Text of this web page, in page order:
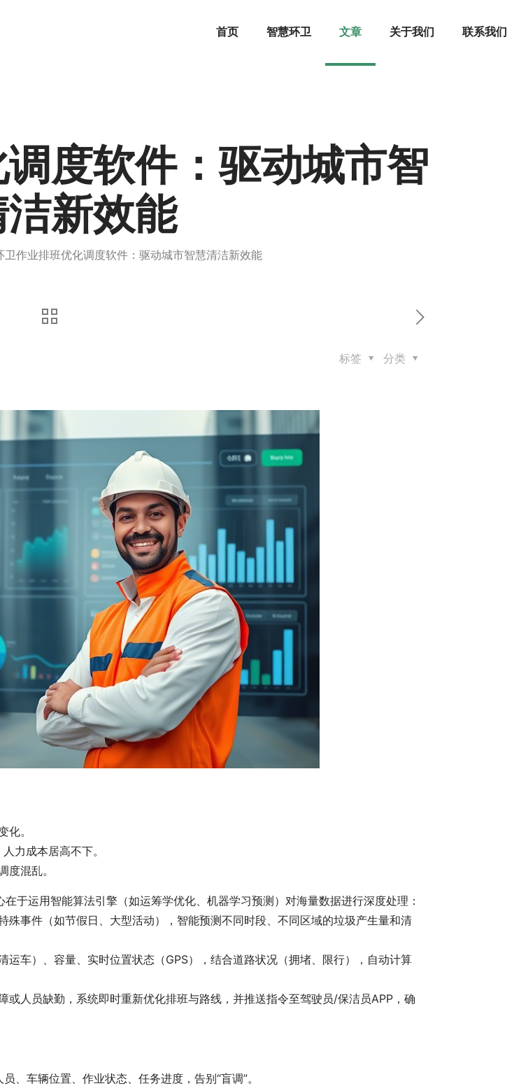
首页 智慧环卫 文章 关于我们 联系我们
度软件：驱动城市智
新效能
卫作业排班优化调度软件：驱动城市智慧清洁新效能
分类
标签
。
力成本居高不下。
混乱。
于运用智能算法引擎（如运筹学优化、机器学习预测）对海量数据进行深度处理：
事件（如节假日、大型活动），智能预测不同时段、不同区域的垃圾产生量和清
车）、容量、实时位置状态（GPS），结合道路状况（拥堵、限行），自动计算
人员缺勤，系统即时重新优化排班与路线，并推送指令至驾驶员/保洁员APP，确
、车辆位置、作业状态、任务进度，告别“盲调”。